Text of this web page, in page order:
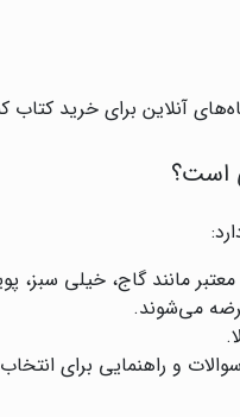
آنلاین برای خرید
است؟
مانند گاج، خیلی سبز،
می‌شوند.
و راهنمایی برای